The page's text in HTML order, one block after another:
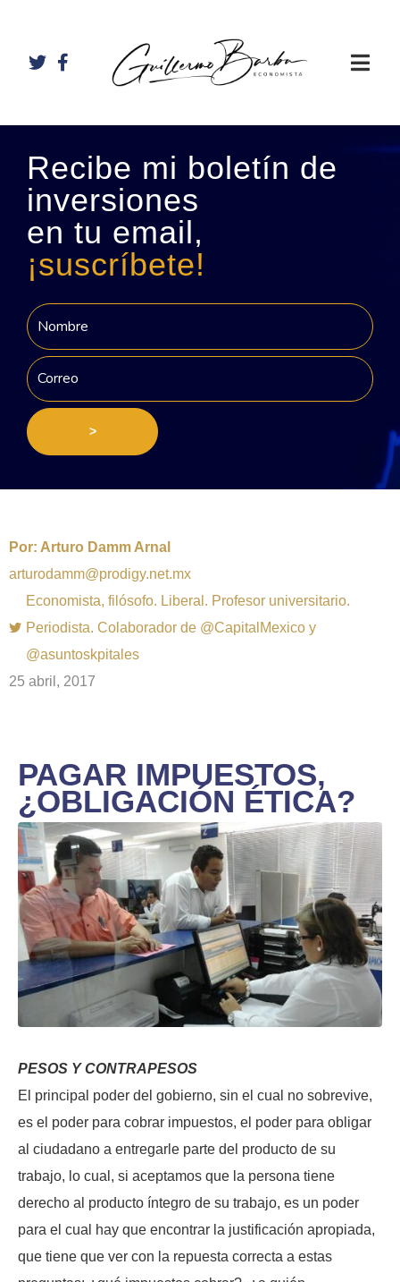
Recibe mi boletín de
inversiones
en tu email,
¡suscríbete!
>
Por: Arturo Damm Arnal
arturodamm@prodigy.net.mx
Economista, filósofo. Liberal. Profesor universitario.
Periodista. Colaborador de @CapitalMexico y
@asuntoskpitales
25 abril, 2017
PAGAR IMPUESTOS,
¿OBLIGACIÓN ÉTICA?
PESOS Y CONTRAPESOS
El principal poder del gobierno, sin el cual no sobrevive,
es el poder para cobrar impuestos, el poder para obligar
al ciudadano a entregarle parte del producto de su
trabajo, lo cual, si aceptamos que la persona tiene
derecho al producto íntegro de su trabajo, es un poder
para el cual hay que encontrar la justificación apropiada,
que tiene que ver con la repuesta correcta a estas